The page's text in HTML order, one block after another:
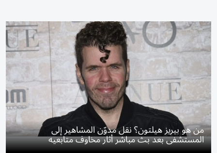
من هو بيريز هيلتون؟ نقل مدوّن المشاهير إلى
المستشفى بعد بث مباشر أثار مخاوف متابعيه